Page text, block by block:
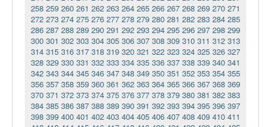
258 259 260 261 262 263 264 265 266 267 268 269 270 271
272 273 274 275 276 277 278 279 280 281 282 283 284 285
286 287 288 289 290 291 292 293 294 295 296 297 298 299
300 301 302 303 304 305 306 307 308 309 310 311 312 313
314 315 316 317 318 319 320 321 322 323 324 325 326 327
328 329 330 331 332 333 334 335 336 337 338 339 340 341
342 343 344 345 346 347 348 349 350 351 352 353 354 355
356 357 358 359 360 361 362 363 364 365 366 367 368 369
370 371 372 373 374 375 376 377 378 379 380 381 382 383
384 385 386 387 388 389 390 391 392 393 394 395 396 397
398 399 400 401 402 403 404 405 406 407 408 409 410 411